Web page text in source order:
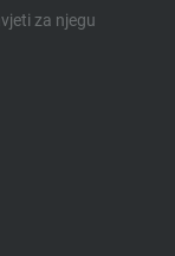
za njegu